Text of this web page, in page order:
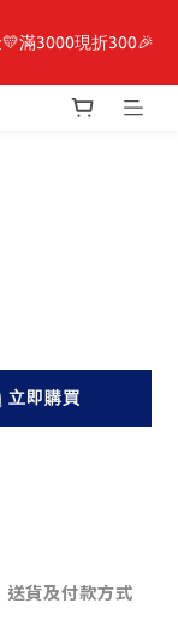
商品
滿3000現折300🎉
人、約會大作戰、
商品
立即購買
送貨及付款方式